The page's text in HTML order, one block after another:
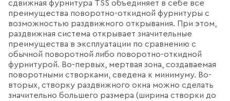
сдвижная фурнитура TSS объединяет в себе все
преимущества поворотно-откидной фурнитуры с
возможностью раздвижного открывания. При этом,
раздвижная система открывает значительные
преимущества в эксплуатации по сравнению с
обычной поворотной либо поворотно-откидной
фурнитурой. Во-первых, мертвая зона, создаваемая
поворотными створками, сведена к минимуму. Во-
вторых, створку раздвижного окна можно сделать
значительно большего размера (ширина створки до